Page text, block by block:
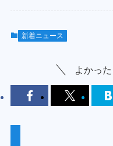
新着ニュース
よかっ